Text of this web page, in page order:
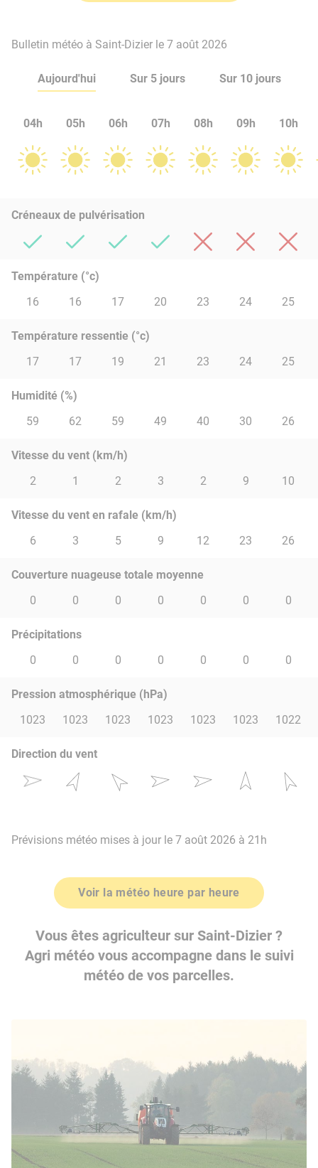
Bulletin météo à Saint-Dizier le 7 août 2026
Aujourd'hui Sur 5 jours Sur 10 jours
04h 05h 06h 07h 08h 09h 10h
Créneaux de pulvérisation
Température (°c)
16
16 17 20 23 24 25
Température ressentie (°c)
17
17 19 21 23 24 25
Humidité (%)
59
62 59 49 40 30 26
Vitesse du vent (km/h)
2
1 2 3 2 9 10
Vitesse du vent en rafale (km/h)
6
3 5 9 12 23 26
Couverture nuageuse totale moyenne
0
0 0 0 0 0 0
Précipitations
0
0 0 0 0 0 0
Pression atmosphérique (hPa)
1023
1023 1023 1023 1023 1023 1022
Direction du vent
Prévisions météo mises à jour le 7 août 2026 à 21h
Voir la météo heure par heure
Vous êtes agriculteur sur Saint-Dizier ?
Agri météo vous accompagne dans le suivi
météo de vos parcelles.